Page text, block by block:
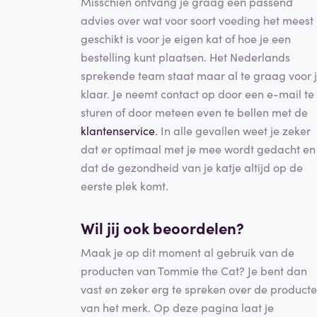
advies over wat voor soort voeding het meest
geschikt is voor je eigen kat of hoe je een
bestelling kunt plaatsen. Het Nederlands
sprekende team staat maar al te graag voor
klaar. Je neemt contact op door een e-mail te
sturen of door meteen even te bellen met de
klantenservice. In alle gevallen weet je zeker
dat er optimaal met je mee wordt gedacht en
dat de gezondheid van je katje altijd op de
eerste plek komt.
Wil jij ook beoordelen?
Maak je op dit moment al gebruik van de
producten van Tommie the Cat? Je bent dan
vast en zeker erg te spreken over de
van het merk. Op deze pagina laat je